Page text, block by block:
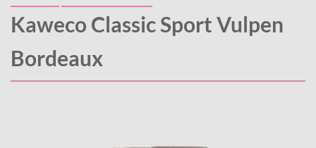
Kaweco Classic Sport Vulpen
Bordeaux